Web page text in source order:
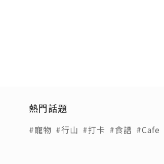
熱門話題
#寵物 #行山 #打卡 #食譜 #Cafe